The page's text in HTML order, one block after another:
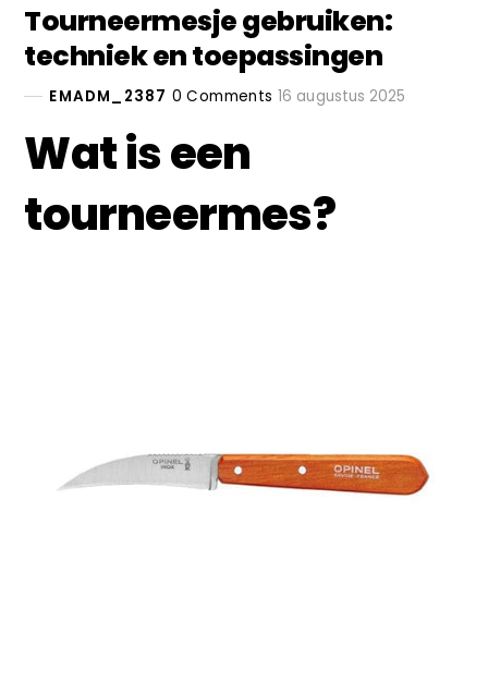
Tourneermesje gebruiken:
techniek en toepassingen
EMADM_2387 0 Comments 16 augustus 2025
Wat is een
tourneermes?